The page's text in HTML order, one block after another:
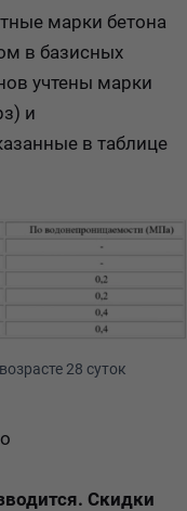
марки бетона
в базисных
учтены марки
и
в таблице
28 суток
Скидки